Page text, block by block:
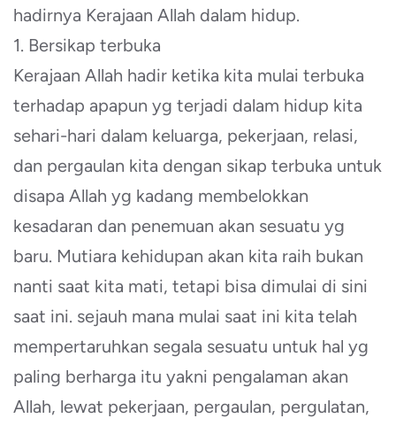
hadirnya Kerajaan Allah dalam hidup.
1. Bersikap terbuka
Kerajaan Allah hadir ketika kita mulai terbuka
terhadap apapun yg terjadi dalam hidup kita
sehari-hari dalam keluarga, pekerjaan, relasi,
dan pergaulan kita dengan sikap terbuka untuk
disapa Allah yg kadang membelokkan
kesadaran dan penemuan akan sesuatu yg
baru. Mutiara kehidupan akan kita raih bukan
nanti saat kita mati, tetapi bisa dimulai di sini
saat ini. sejauh mana mulai saat ini kita telah
mempertaruhkan segala sesuatu untuk hal yg
paling berharga itu yakni pengalaman akan
Allah, lewat pekerjaan, pergaulan, pergulatan,